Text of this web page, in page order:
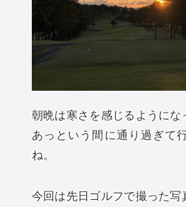
朝晩は寒さを感じるようにな
あっという間に通り過ぎて
ね。
今回は先日ゴルフで撮った